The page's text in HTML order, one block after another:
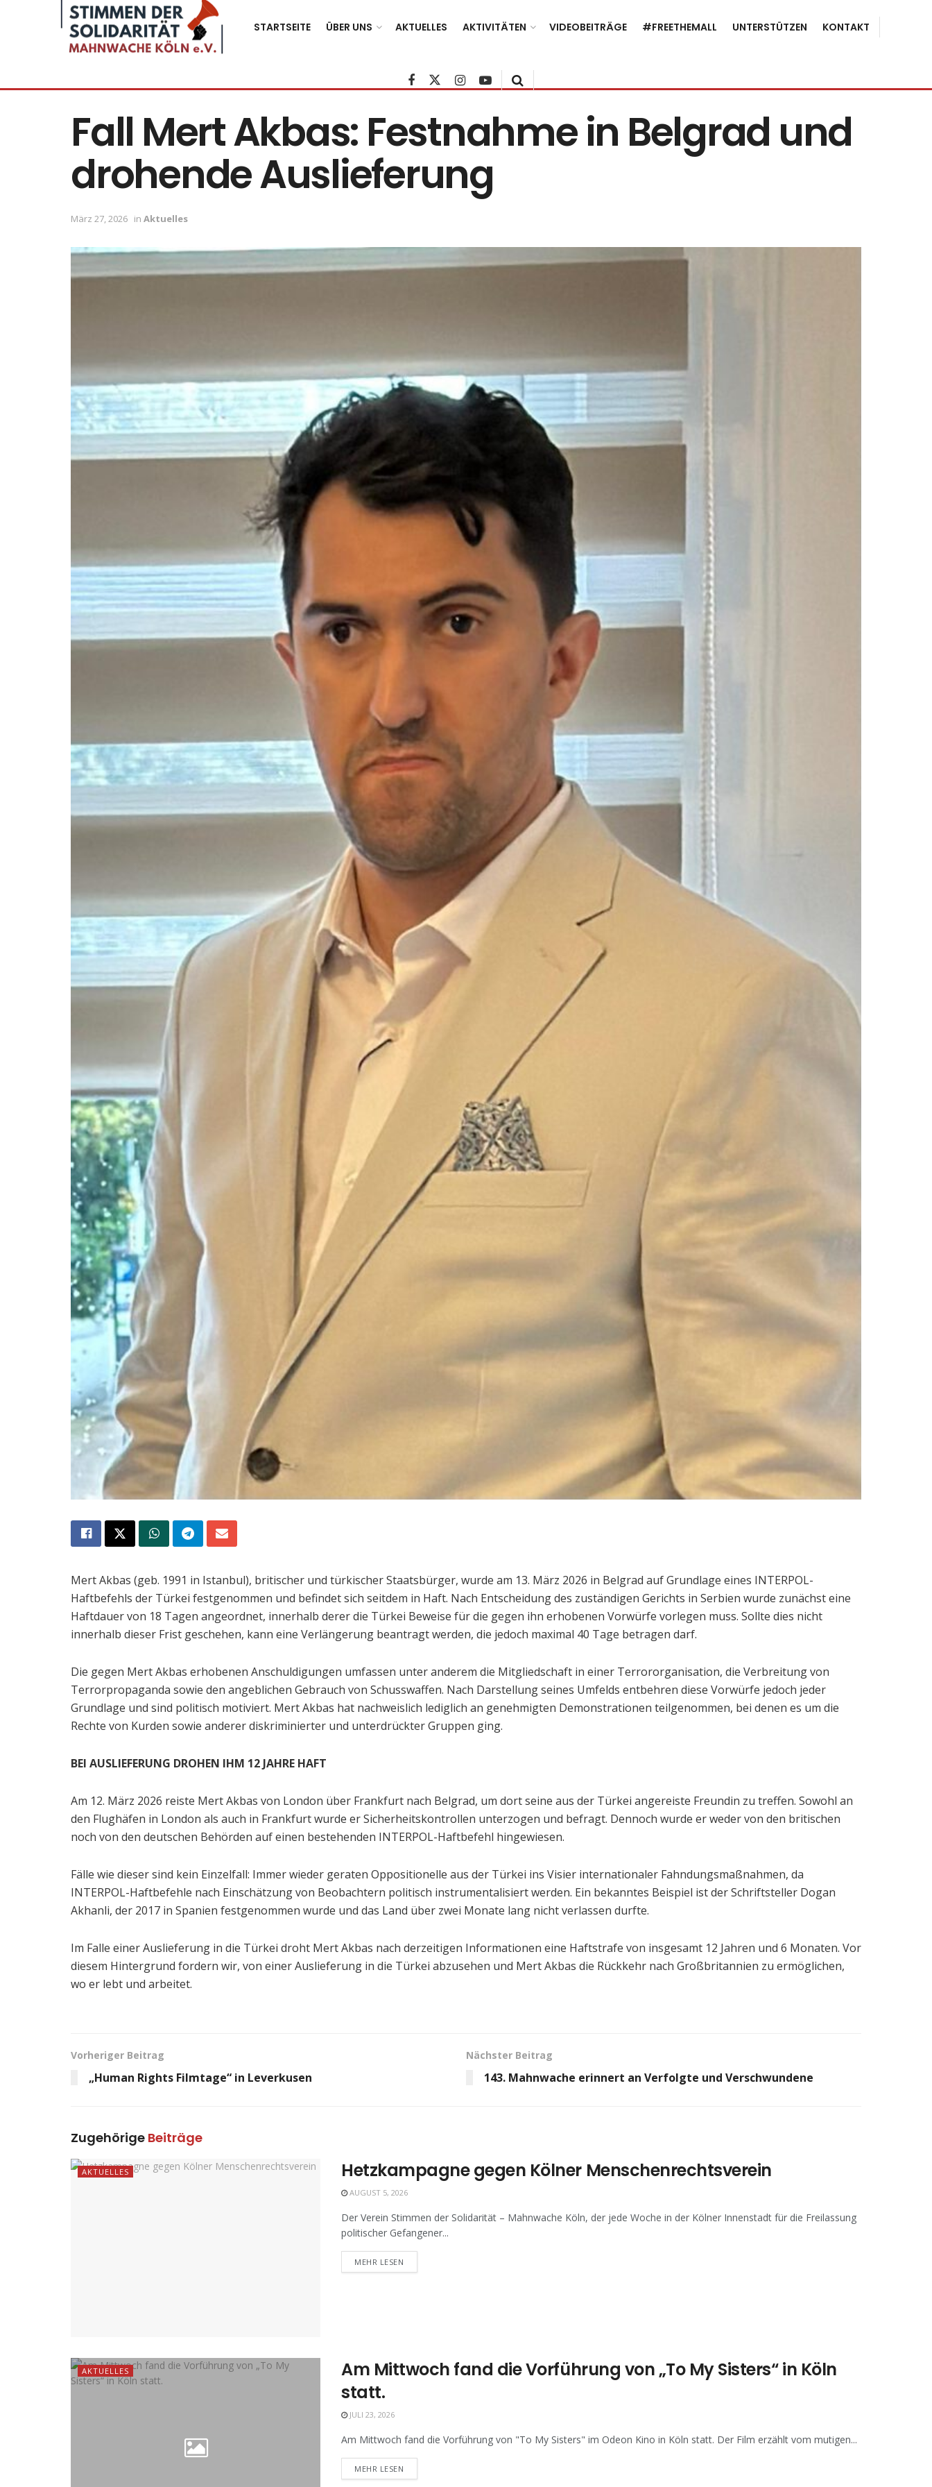
STARTSEITE ÜBER UNS AKTUELLES AKTIVITÄTEN VIDEOBEITRÄGE #FREETHEMALL UNTERSTÜTZEN KONTAKT
Fall Mert Akbas: Festnahme in Belgrad und
drohende Auslieferung
März 27, 2026 in Aktuelles
Mert Akbas (geb. 1991 in Istanbul), britischer und türkischer Staatsbürger, wurde am 13. März 2026 in Belgrad auf Grundlage eines INTERPOL-
Haftbefehls der Türkei festgenommen und befindet sich seitdem in Haft. Nach Entscheidung des zuständigen Gerichts in Serbien wurde zunächst eine
Haftdauer von 18 Tagen angeordnet, innerhalb derer die Türkei Beweise für die gegen ihn erhobenen Vorwürfe vorlegen muss. Sollte dies nicht
innerhalb dieser Frist geschehen, kann eine Verlängerung beantragt werden, die jedoch maximal 40 Tage betragen darf.
Die gegen Mert Akbas erhobenen Anschuldigungen umfassen unter anderem die Mitgliedschaft in einer Terrororganisation, die Verbreitung von
Terrorpropaganda sowie den angeblichen Gebrauch von Schusswaffen. Nach Darstellung seines Umfelds entbehren diese Vorwürfe jedoch jeder
Grundlage und sind politisch motiviert. Mert Akbas hat nachweislich lediglich an genehmigten Demonstrationen teilgenommen, bei denen es um die
Rechte von Kurden sowie anderer diskriminierter und unterdrückter Gruppen ging.
BEI AUSLIEFERUNG DROHEN IHM 12 JAHRE HAFT
Am 12. März 2026 reiste Mert Akbas von London über Frankfurt nach Belgrad, um dort seine aus der Türkei angereiste Freundin zu treffen. Sowohl an
den Flughäfen in London als auch in Frankfurt wurde er Sicherheitskontrollen unterzogen und befragt. Dennoch wurde er weder von den britischen
noch von den deutschen Behörden auf einen bestehenden INTERPOL-Haftbefehl hingewiesen.
Fälle wie dieser sind kein Einzelfall: Immer wieder geraten Oppositionelle aus der Türkei ins Visier internationaler Fahndungsmaßnahmen, da
INTERPOL-Haftbefehle nach Einschätzung von Beobachtern politisch instrumentalisiert werden. Ein bekanntes Beispiel ist der Schriftsteller Dogan
Akhanli, der 2017 in Spanien festgenommen wurde und das Land über zwei Monate lang nicht verlassen durfte.
Im Falle einer Auslieferung in die Türkei droht Mert Akbas nach derzeitigen Informationen eine Haftstrafe von insgesamt 12 Jahren und 6 Monaten. Vor
diesem Hintergrund fordern wir, von einer Auslieferung in die Türkei abzusehen und Mert Akbas die Rückkehr nach Großbritannien zu ermöglichen,
wo er lebt und arbeitet.
Vorheriger Beitrag
„Human Rights Filmtage“ in Leverkusen
Nächster Beitrag
143. Mahnwache erinnert an Verfolgte und Verschwundene
Zugehörige Beiträge
AKTUELLES Hetzkampagne gegen Kölner Menschenrechtsverein
AUGUST 5, 2026
Der Verein Stimmen der Solidarität – Mahnwache Köln, der jede Woche in der Kölner Innenstadt für die Freilassung
politischer Gefangener...
MEHR LESEN
AKTUELLES
Am Mittwoch fand die Vorführung von „To My Sisters“ in Köln
statt.
JULI 23, 2026
Am Mittwoch fand die Vorführung von "To My Sisters" im Odeon Kino in Köln statt. Der Film erzählt vom mutigen...
MEHR LESEN